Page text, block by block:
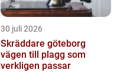
30 juli 2026
Skräddare göteborg
vägen till plagg som
verkligen passar